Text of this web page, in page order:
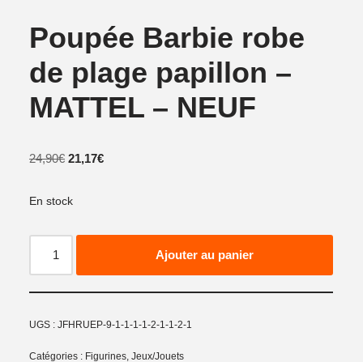
Poupée Barbie robe
de plage papillon –
MATTEL – NEUF
24,90€ 21,17€
En stock
Ajouter au panier
UGS :JFHRUEP-9-1-1-1-1-2-1-1-2-1
Catégories : Figurines ,Jeux/Jouets